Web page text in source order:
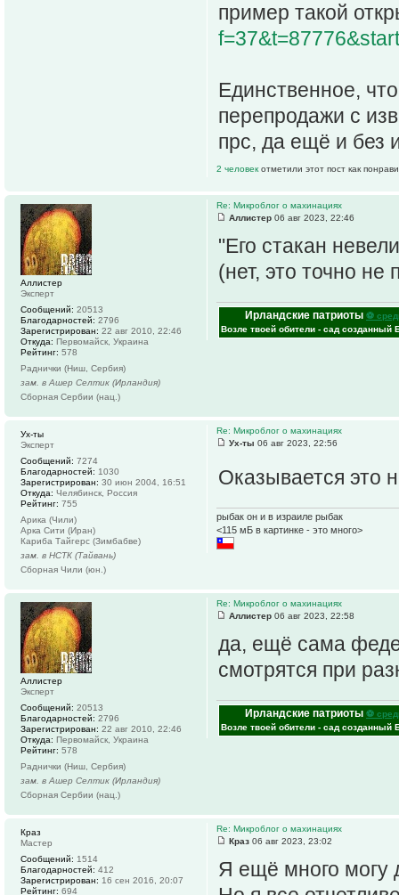
пример такой
Единственное,
перепродажи с
прс, да ещё и без
2 человек отметили этот пост как
Re: Микроблог о махинациях
Аллистер 06 авг 2023, 22:46
"Его стакан
(нет, это точно не
Ирландские патриоты ⚽
Возле твоей обители - сад созданный
Аллистер
Эксперт
Сообщений: 20513
Благодарностей: 2796
Зарегистрирован: 22 авг 2010, 22:46
Откуда: Первомайск, Украина
Рейтинг: 578
Раднички (Ниш, Сербия)
зам. в Ашер Селтик (Ирландия)
Сборная Сербии (нац.)
Re: Микроблог о махинациях
Ух-ты 06 авг 2023, 22:56
Оказывается это
рыбак он и в израиле рыбак
<115 мБ в картинке - это много>
Ух-ты
Эксперт
Сообщений: 7274
Благодарностей: 1030
Зарегистрирован: 30 июн 2004, 16:51
Откуда: Челябинск, Россия
Рейтинг: 755
Арика (Чили)
Арка Сити (Иран)
Кариба Тайгерс (Зимбабве)
зам. в НСТК (Тайвань)
Сборная Чили (юн.)
Re: Микроблог о махинациях
Аллистер 06 авг 2023, 22:58
да, ещё сама
смотрятся при
Ирландские патриоты ⚽
Возле твоей обители - сад созданный
Аллистер
Эксперт
Сообщений: 20513
Благодарностей: 2796
Зарегистрирован: 22 авг 2010, 22:46
Откуда: Первомайск, Украина
Рейтинг: 578
Раднички (Ниш, Сербия)
зам. в Ашер Селтик (Ирландия)
Сборная Сербии (нац.)
Re: Микроблог о махинациях
Краз 06 авг 2023, 23:02
Я ещë много могу
Краз
Мастер
Сообщений: 1514
Благодарностей: 412
Зарегистрирован: 16 сен 2016, 20:07
Рейтинг: 694